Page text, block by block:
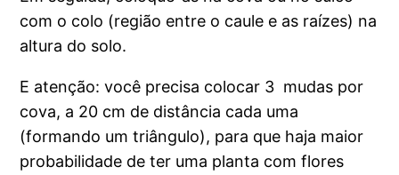
com o colo (região entre o caule e as raízes) na
altura do solo.
E atenção: você precisa colocar 3 mudas por
cova, a 20 cm de distância cada uma
(formando um triângulo), para que haja maior
probabilidade de ter uma planta com flores